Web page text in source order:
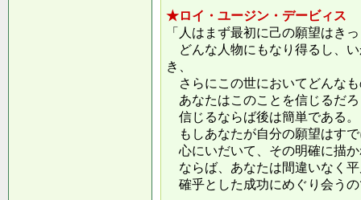
★ロイ・ユージン・デービィス
「人はまず最初に己の願望はき
どんな人物にもなり得るし、
き、
さらにこの世においてどんな
あなたはこのことを信じるだ
信じるならば後は簡単である。
もしあなたが自分の願望はす
心にいだいて、その明確に描
ならば、あなたは間違いなく
確乎とした成功にめぐり会う